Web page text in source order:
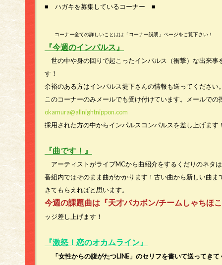
■ ハガキを募集しているコーナー ■
コーナー全ての詳しいことはは「コーナー説明」ページをご覧下さい！
『今週のインパルス』
世の中や身の回りで起こったインパルス（衝撃）な出来事
す！
余裕のある方はインパルス堤下さんの情報も送ってください
このコーナーのみメールでも受け付けています。メールでの
okamura@allnightnippon.com
採用された方の中からインパルスコンパルスを差し上げます
『曲です！』
アーティストがライブMCから曲紹介をするくだりのネタ
番組内ではそのまま曲がかかります！古い曲から新しい曲ま
きてもらえればと思います。
今週の課題曲は『天才バカボン/チームしゃちほ
ッジ差し上げます！
『激怒！恋のオカムライン』
「女性からの腹がたつLINE」のセリフを書いて送ってきて